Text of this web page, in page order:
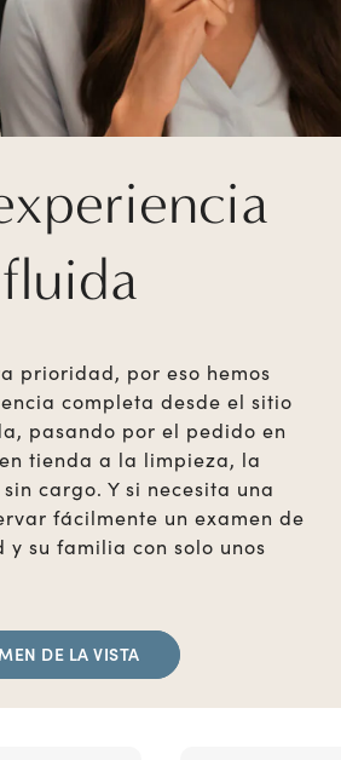
fluida
prioridad, por eso hemos
completa desde el sitio
pasando por el pedido en
tienda a la limpieza, la
cargo. Y si necesita una
fácilmente un examen de
su familia con solo unos
DE LA VISTA